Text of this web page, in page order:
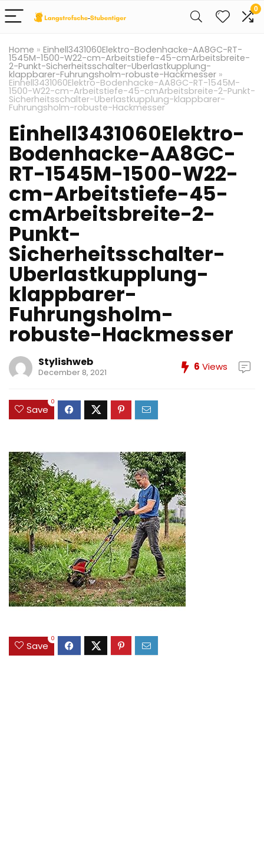
0
Home » Einhell3431060Elektro-Bodenhacke-AA8GC-RT-
1545M-1500-W22-cm-Arbeitstiefe-45-cmArbeitsbreite-
2-Punkt-Sicherheitsschalter-Uberlastkupplung-
klappbarer-Fuhrungsholm-robuste-Hackmesser »
Einhell3431060Elektro-Bodenhacke-AA8GC-RT-1545M-
1500-W22-cm-Arbeitstiefe-45-cmArbeitsbreite-2-Punkt-
Sicherheitsschalter-Uberlastkupplung-klappbarer-
Fuhrungsholm-robuste-Hackmesser
Einhell3431060Elektro-
Bodenhacke-AA8GC-
RT-1545M-1500-W22-
cm-Arbeitstiefe-45-
cmArbeitsbreite-2-
Punkt-
Sicherheitsschalter-
Uberlastkupplung-
klappbarer-
Fuhrungsholm-
robuste-Hackmesser
Stylishweb
December 8, 2021 6 Views
Save
0
Save
0